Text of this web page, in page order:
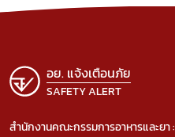
อย. แจ้งเตือนภัย
SAFETY ALERT
สำนักงานคณะกรรมการอาหารและยา :